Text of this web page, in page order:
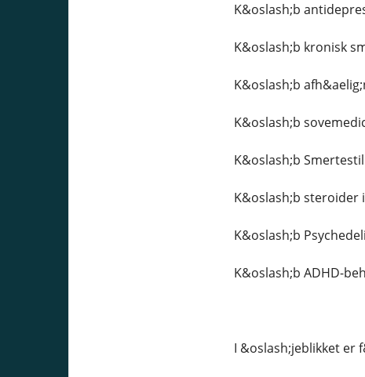
K&oslash;b
K&oslash;b kronisk
K&oslash;b
K&oslash;b
K&oslash;b
K&oslash;b steroider
K&oslash;b
K&oslash;b ADHD-
I &oslash;jeblikket er